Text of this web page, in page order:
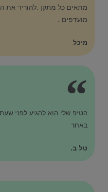
מתאים כל מתקן .להוריד את
מועדפים .
מיכל
הטיפ שלי הוא להגיע לפני
באתר
טל ב.